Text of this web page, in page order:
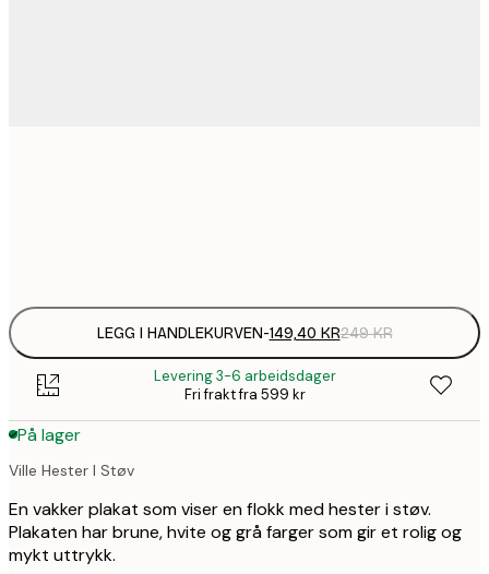
LEGG I HANDLEKURVEN-149,40 KR249 KR
Levering 3-6 arbeidsdager
Fri frakt fra 599 kr
På lager
Ville Hester I Støv
En vakker plakat som viser en flokk med hester i støv.
Plakaten har brune, hvite og grå farger som gir et rolig og
mykt uttrykk.